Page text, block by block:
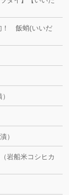
！ 飯蛸(いいだ
）
岩船米コシヒカ